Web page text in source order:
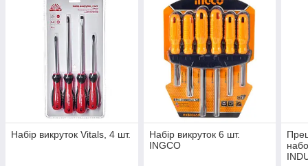
Набір викруток Vitals, 4 шт.
Набір викруток 6 шт.
INGCO